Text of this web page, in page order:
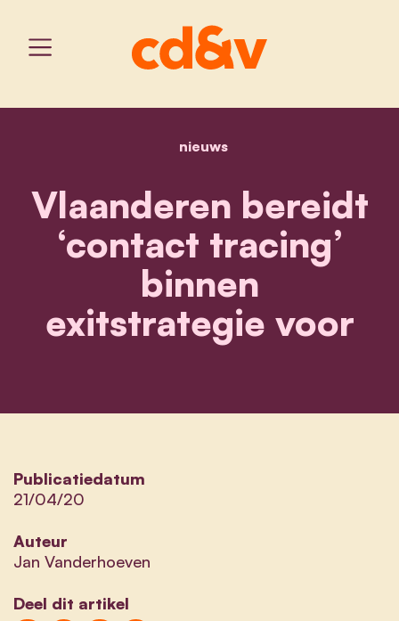
home
nieuwsvlaanderen bereidt
Vlaanderen bereidt
‘contact tracing’
binnen
exitstrategie voor
Publicatiedatum
21/04/20
Auteur
Jan Vanderhoeven
Deel dit artikel